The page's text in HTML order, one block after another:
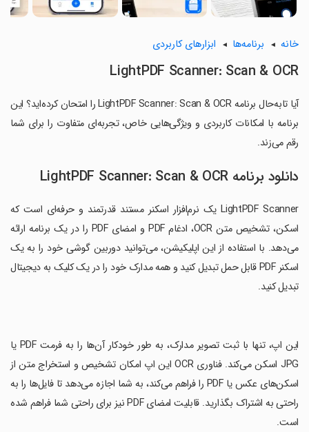
خانه برنامه‌ها ابزارهای کاربردی
LightPDF Scanner: Scan & OCR
آیا تابه‌حال برنامه LightPDF Scanner: Scan & OCR را امتحان کرده‌اید؟ این
برنامه با امکانات کاربردی و ویژگی‌هایی خاص، تجربه‌ای متفاوت را برای شما
رقم می‌زند.
دانلود برنامه LightPDF Scanner: Scan & OCR
LightPDF Scanner یک نرم‌افزار اسکنر مستند قدرتمند و حرفه‌ای است که
اسکن، تشخیص متن OCR، ادغام PDF و امضای PDF را در یک برنامه ارائه
می‌دهد. با استفاده از این اپلیکیشن، می‌توانید دوربین گوشی خود را به یک
اسکنر PDF قابل حمل تبدیل کنید و همه‌ مدارک خود را در یک کلیک به دیجیتال
تبدیل کنید.
‏این اپ، تنها با ثبت تصویر مدارک، به طور خودکار آن‌ها را به فرمت PDF یا
JPG اسکن می‌کند. فناوری OCR این اپ امکان تشخیص و استخراج متن از
اسکن‌های عکس یا PDF را فراهم می‌کند، به شما اجازه می‌دهد تا فایل‌ها را به
راحتی به اشتراک بگذارید. قابلیت امضای PDF نیز برای راحتی شما فراهم شده
است.